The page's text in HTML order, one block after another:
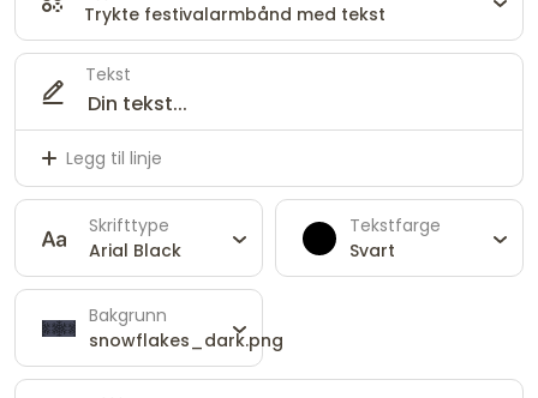
Trykte festivalarmbånd med tekst
Tekst
Legg til linje
Skrifttype
Arial Black
Tekstfarge
Svart
Bakgrunn
snowflakes_dark.png